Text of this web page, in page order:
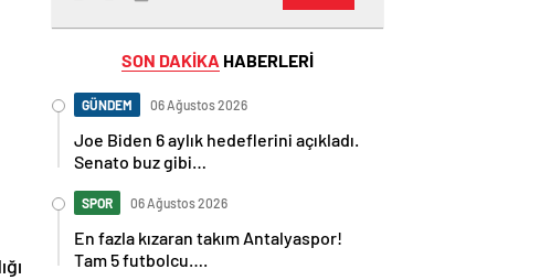
SON DAKİKA HABERLERİ
GÜNDEM 06 Ağustos 2026
Joe Biden 6 aylık hedeflerini açıkladı.
Senato buz gibi…
SPOR 06 Ağustos 2026
En fazla kızaran takım Antalyaspor!
Tam 5 futbolcu….